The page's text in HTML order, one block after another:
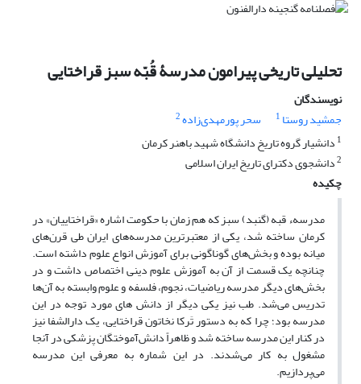
تحلیلی تاریخی پیرامون مدرسۀ قُبّه سبز قراختایی
نویسندگان
جمشید روستا 1 سحر پورمهدی‌زاده2
1 دانشیار گروه تاریخ دانشگاه شهید باهنر کرمان
2دانشجوی دکترای تاریخ ایران اسلامی
چکیده
مدرسهء قبه (گنبد) سبز که هم زمان با حکومت اشاره «قراختاییان» در
کرمان ساخته شد، یکی از معتبرترین مدرسه‌های ایران طی قرن‌های
میانه بوده و بخش‌های گوناگونی برای آموزش انواع علوم داشته است.
چنانچه یک قسمت از آن به آموزش علوم دینی اختصاص داشت و در
بخش‌های دیگر مدرسه ریاضیات، نجوم، فلسفه و علوم وابسته به آن‌ها
تدریس می‌شد. طب نیز یکی دیگر از دانش های مورد توجه در این
مدرسه بود؛ چرا که به دستور تَرکا نخاتون قراختایی، یک دارالشفا نیز
در کنار این مدرسه ساخته شد و ظاهراً دانش‌آموختگان پزشکی در آنجا
مشغول به کار می‌شدند. در این شماره به معرفی این مدرسه
می‌پردازیم.